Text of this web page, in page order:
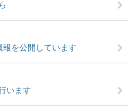
を公開しています
います